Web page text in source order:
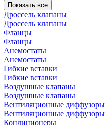
Показать все
Дроссель клапаны
Дроссель клапаны
Фланцы
Фланцы
Анемостаты
Анемостаты
Гибкие вставки
Гибкие вставки
Воздушные клапаны
Воздушные клапаны
Вентиляционные диффузоры
Вентиляционные диффузоры
Кондиционеры